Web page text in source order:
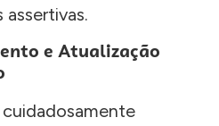
e Atualização
cuidadosamente